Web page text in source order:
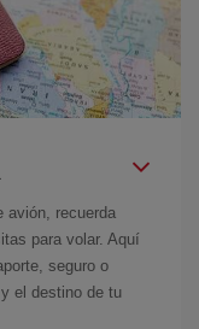
avión, recuerda
para volar. Aquí
seguro o
el destino de tu